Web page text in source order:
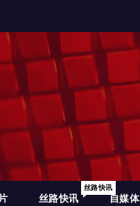
丝路快讯
丝路快讯
自媒体